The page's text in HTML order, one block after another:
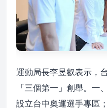
運動局長李昱叡表示，
「三個第一」創舉。一
設立台中奧運選手專區